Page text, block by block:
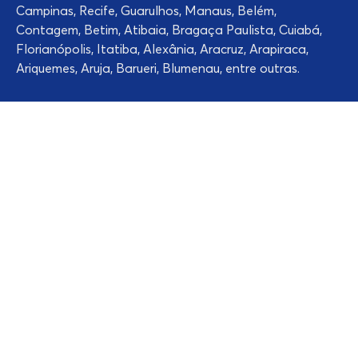
Campinas, Recife, Guarulhos, Manaus, Belém,
Contagem, Betim, Atibaia, Bragaça Paulista, Cuiabá,
Florianópolis, Itatiba, Alexânia, Aracruz, Arapiraca,
Ariquemes, Aruja, Barueri, Blumenau, entre outras.